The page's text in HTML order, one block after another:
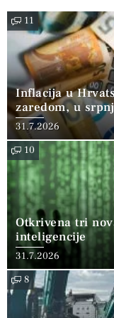
11
Inflacija u
zaredom, u
31.7.2026
10
Otkrivena tri
inteligencije
31.7.2026
8